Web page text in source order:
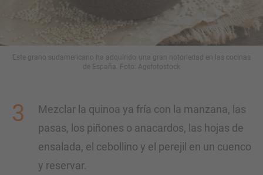
Este grano sudamericano ha adquirido una gran notoriedad en las cocinas
de España. Foto: Agefotostock
Mezclar la quinoa ya fría con la manzana, las
pasas, los piñones o anacardos, las hojas de
ensalada, el cebollino y el perejil en un cuenco
y reservar.